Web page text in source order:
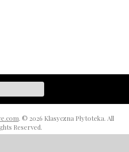
. © 2026 Klasyczna Płytoteka. All
Reserved.